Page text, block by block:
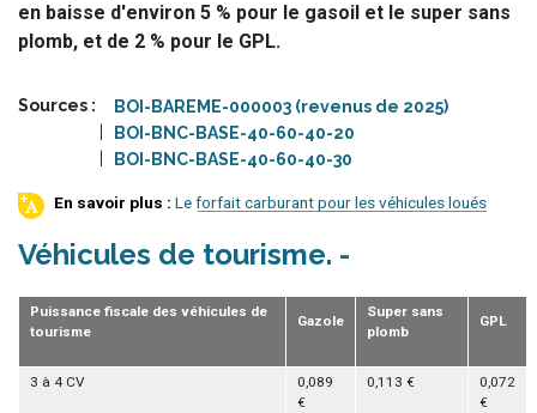
en baisse d'environ 5 % pour le gasoil et le super sans
plomb, et de 2 % pour le GPL.
Sources
BOI-BAREME-000003 (revenus de 2025)
BOI-BNC-BASE-40-60-40-20
BOI-BNC-BASE-40-60-40-30
Le forfait carburant pour les véhicules loués
Véhicules de tourisme
Puissance fiscale des véhicules de
tourisme
Gazole
Super sans
plomb
GPL
3 à 4 CV
0,089
€
0,113 €
0,072
€